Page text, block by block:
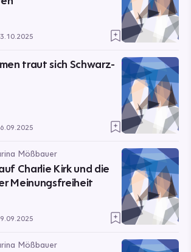
traut sich Schwarz-
Mößbauer
Charlie Kirk und die
Meinungsfreiheit
Mößbauer